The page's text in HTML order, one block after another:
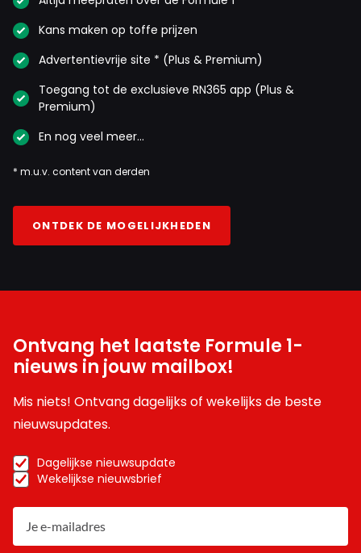
Kans maken op toffe prijzen
Advertentievrije site * (Plus & Premium)
Toegang tot de exclusieve RN365 app (Plus &
Premium)
En nog veel meer…
* m.u.v. content van derden
ONTDEK DE MOGELIJKHEDEN
Ontvang het laatste Formule 1-
nieuws in jouw mailbox!
Mis niets! Ontvang dagelijks of wekelijks de beste
nieuwsupdates.
Dagelijkse nieuwsupdate
Wekelijkse nieuwsbrief